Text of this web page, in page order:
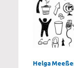
Helga